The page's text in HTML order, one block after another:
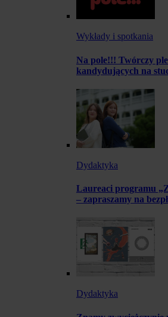
Wykłady i spotkania
Na pole!!! Twórczy
kandydujących na
Dydaktyka
Laureaci programu
– zapraszamy na
Dydaktyka